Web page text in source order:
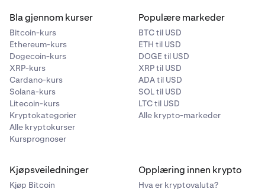
Bla gjennom kurser
Bitcoin-kurs
Ethereum-kurs
Dogecoin-kurs
XRP-kurs
Cardano-kurs
Solana-kurs
Litecoin-kurs
Kryptokategorier
Alle kryptokurser
Kursprognoser
Populære markeder
BTC til USD
ETH til USD
DOGE til USD
XRP til USD
ADA til USD
SOL til USD
LTC til USD
Alle krypto-markeder
Kjøpsveiledninger
Kjøp Bitcoin
Opplæring innen krypto
Hva er kryptovaluta?